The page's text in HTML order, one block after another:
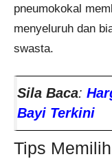
pneumokokal
menyeluruh dan
swasta.
Sila Baca:
Bayi Terkini
Tips